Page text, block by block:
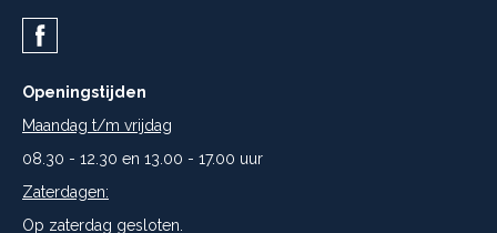
Openingstijden
Maandag t/m vrijdag
08.30 - 12.30 en 13.00 - 17.00 uur
Zaterdagen:
Op zaterdag gesloten.